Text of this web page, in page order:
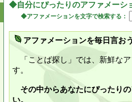
◆自分にぴったりのアファメーシ
◆アファメーションを文字で検索する：
アファメーションを毎日言お
「ことば探し」では、新鮮な
す。
その中からあなたにぴったり
い。